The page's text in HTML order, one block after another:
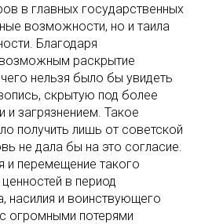
в главных государственных
возможности, но и таила
Благодаря
раскрытие
нельзя было бы увидеть
скрытую под более
и загрязнением. Такое
получить лишь от советской
не дала бы на это согласие.
и перемещение такого
в период
насилия и воинствующего
огромными потерями